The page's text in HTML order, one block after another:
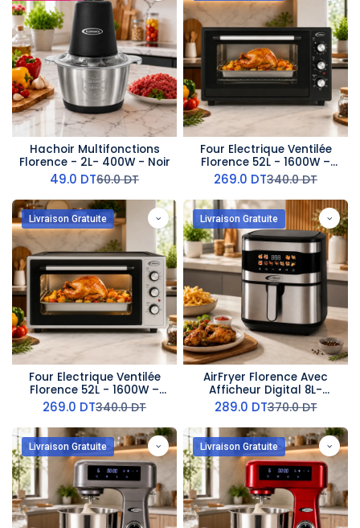
Hachoir Multifonctions
Florence - 2L- 400W - Noir
49.0 DT60.0DT
Four Electrique Ventilée
Florence 52L - 1600W –
Noir
269.0 DT340.0DT
Livraison Gratuite
Four Electrique Ventilée
Florence 52L - 1600W –
Gris
269.0 DT340.0DT
Livraison Gratuite
AirFryer Florence Avec
Afficheur Digital 8L-
2000W
289.0 DT370.0DT
Livraison Gratuite Livraison Gratuite